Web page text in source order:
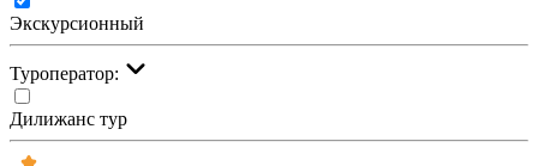
Экскурсионный
Туроператор:
Дилижанс тур